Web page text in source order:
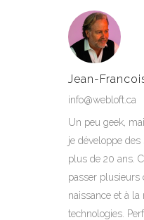
Jean-
info@webloft.ca
Un peu geek,
je développe
plus de 20 ans.
passer plusieurs
naissance et à
technologies.